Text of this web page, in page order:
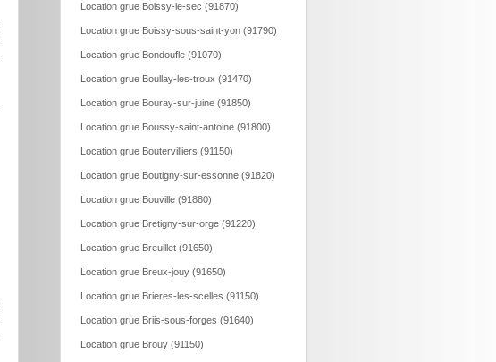
Location grue Boissy-le-sec (91870)
Location grue Boissy-sous-saint-yon (91790)
Location grue Bondoufle (91070)
Location grue Boullay-les-troux (91470)
Location grue Bouray-sur-juine (91850)
Location grue Boussy-saint-antoine (91800)
Location grue Boutervilliers (91150)
Location grue Boutigny-sur-essonne (91820)
Location grue Bouville (91880)
Location grue Bretigny-sur-orge (91220)
Location grue Breuillet (91650)
Location grue Breux-jouy (91650)
Location grue Brieres-les-scelles (91150)
Location grue Briis-sous-forges (91640)
Location grue Brouy (91150)